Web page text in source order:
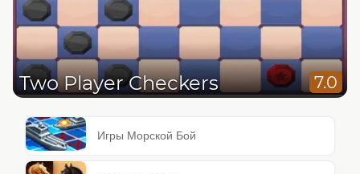
Two Player Checkers 7.0
Игры Морской Бой